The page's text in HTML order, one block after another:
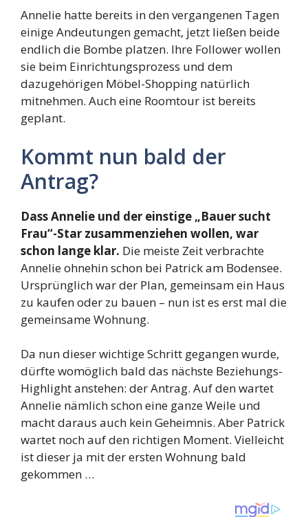
Annelie hatte bereits in den vergangenen Tagen
einige Andeutungen gemacht, jetzt ließen beide
endlich die Bombe platzen. Ihre Follower wollen
sie beim Einrichtungsprozess und dem
dazugehörigen Möbel-Shopping natürlich
mitnehmen. Auch eine Roomtour ist bereits
geplant.
Kommt nun bald der
Antrag?
Dass Annelie und der einstige „Bauer sucht
Frau“-Star zusammenziehen wollen, war
schon lange klar. Die meiste Zeit verbrachte
Annelie ohnehin schon bei Patrick am Bodensee.
Ursprünglich war der Plan, gemeinsam ein Haus
zu kaufen oder zu bauen – nun ist es erst mal die
gemeinsame Wohnung.
Da nun dieser wichtige Schritt gegangen wurde,
dürfte womöglich bald das nächste Beziehungs-
Highlight anstehen: der Antrag. Auf den wartet
Annelie nämlich schon eine ganze Weile und
macht daraus auch kein Geheimnis. Aber Patrick
wartet noch auf den richtigen Moment. Vielleicht
ist dieser ja mit der ersten Wohnung bald
gekommen …